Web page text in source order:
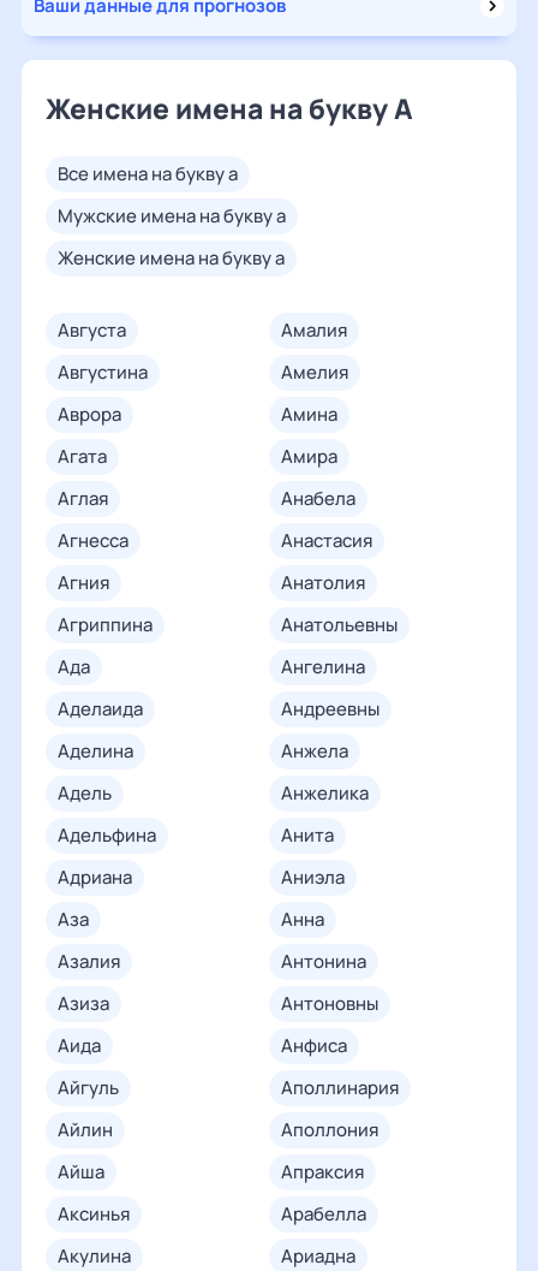
Ваши данные для прогнозов
Женские имена на букву А
все имена на букву а
мужские имена на букву а
женские имена на букву а
августа
августина
аврора
агата
аглая
агнесса
агния
агриппина
ада
аделаида
аделина
адель
адельфина
адриана
аза
азалия
азиза
аида
айгуль
айлин
айша
аксинья
акулина
амалия
амелия
амина
амира
анабела
анастасия
анатолия
анатольевны
ангелина
андреевны
анжела
анжелика
анита
аниэла
анна
антонина
антоновны
анфиса
аполлинария
аполлония
апраксия
арабелла
ариадна